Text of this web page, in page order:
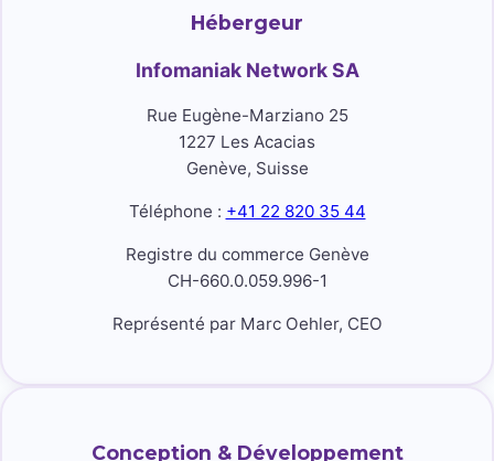
Hébergeur
Infomaniak Network SA
Rue Eugène-Marziano 25
1227 Les Acacias
Genève, Suisse
Téléphone : +41 22 820 35 44
Registre du commerce Genève
CH-660.0.059.996-1
Représenté par Marc Oehler, CEO
Conception & Développement